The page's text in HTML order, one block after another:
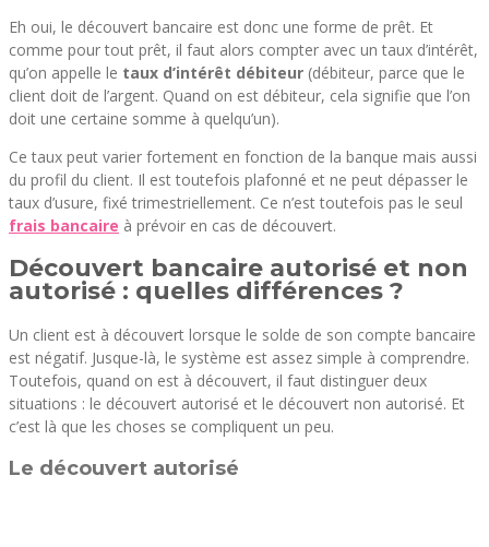
Eh oui, le découvert bancaire est donc une forme de prêt. Et
comme pour tout prêt, il faut alors compter avec un taux d’intérêt,
qu’on appelle le taux d’intérêt débiteur (débiteur, parce que le
client doit de l’argent. Quand on est débiteur, cela signifie que l’on
doit une certaine somme à quelqu’un).
Ce taux peut varier fortement en fonction de la banque mais aussi
du profil du client. Il est toutefois plafonné et ne peut dépasser le
taux d’usure, fixé trimestriellement. Ce n’est toutefois pas le seul
frais bancaire à prévoir en cas de découvert.
Découvert bancaire autorisé et non
autorisé : quelles différences ?
Un client est à découvert lorsque le solde de son compte bancaire
est négatif. Jusque-là, le système est assez simple à comprendre.
Toutefois, quand on est à découvert, il faut distinguer deux
situations : le découvert autorisé et le découvert non autorisé. Et
c’est là que les choses se compliquent un peu.
Le découvert autorisé